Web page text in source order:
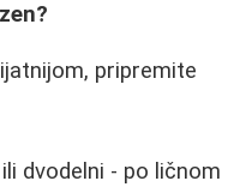
pripremite
dvodelni - po ličnom